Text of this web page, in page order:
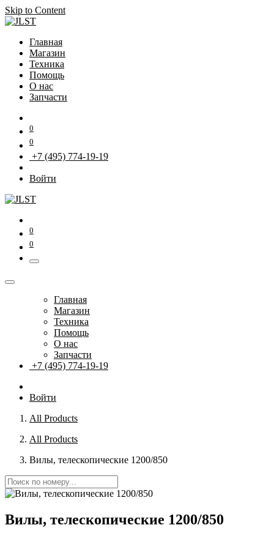
Skip to Content
Главная
Магазин
Техника
Помощь
О нас
Запчасти
0
0
+7 (495) 774-19-19
Войти
0
0
Главная
Магазин
Техника
Помощь
О нас
Запчасти
+7 (495) 774-19-19
Войти
All Products
All Products
Вилы, телескопические 1200/850
Вилы, телескопические 1200/850